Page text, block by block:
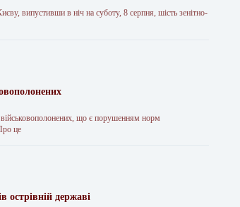
випустивши в ніч на суботу, 8 серпня, шість зенітно-
військовополонених, що є порушенням норм
це
державі